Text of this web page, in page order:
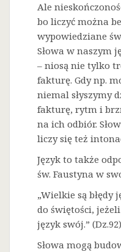
Ale
bo liczyć można
wypowiedziane
Słowa w naszym
– niosą nie tylko
fakturę. Gdy np.
niemal słyszymy
fakturę, rytm i
na ich odbiór.
liczy się też
Język to także
św. Faustyna w
„Wielkie są błędy
do świętości,
język swój.” (Dz.92)
Słowa mogą